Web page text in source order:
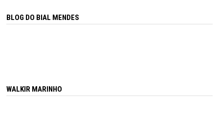
BLOG DO BIAL MENDES
WALKIR MARINHO